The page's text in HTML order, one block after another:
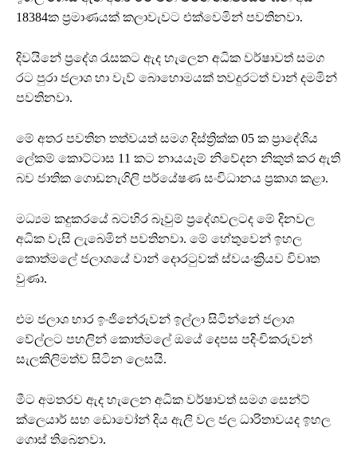
18384ක ප්‍රමාණයක් කලාවැවට එක්වෙමින් පවතිනවා.
දිවයිනේ ප්‍රදේශ රැසකට ඇද හැලෙන අධික වර්ෂාවත් සමග
රට පුරා ජලාශ හා වැව් බොහොමයක් තවදුරටත් වාන් දමමින්
පවතිනවා.
මේ අතර පවතින තත්වයත් සමග දිස්ත්‍රික්ක 05 ක ප්‍රාදේශිය
ලේකම් කොට්ටාස 11 කට නායයෑම් නිවේදන නිකුත් කර ඇති
බව ජාතික ගොඩනැගිලි පර්යේෂණ සංවිධානය ප්‍රකාශ කළා.‍
මධ්‍යම කදුකරයේ බටහිර බෑවුම් ප්‍රදේශවලටද මේ දිනවල
අධික වැසි ලැබෙමින් පවතිනවා. මේ හේතුවෙන් ඉහල
කොත්මලේ ජලාශයේ වාන් දොරටුවක් ස්වයංක්‍රියව විවෘත
වුණා.
එම ජලාශ භාර ඉංජිනේරුවන් ඉල්ලා සිටින්නේ ජලාශ
වේල්ලට පහලින් කොත්මලේ ඔයේ දෙපස පදිංචිකරුවන්
සැලකිලිමත්ව සිටින ලෙසයි.
මීට අමතරව ඇද හැලෙන අධික වර්ෂාවත් සමග සෙන්ට්
ක්ලෙයාර් සහ ඩොවෝන් දිය ඇලි වල ජල ධාරිතාවයද ඉහල
ගොස් තිබෙනවා.